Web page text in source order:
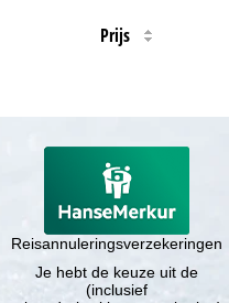
Prijs
Reisannuleringsverzekeringen
Je hebt de keuze uit de
(inclusief